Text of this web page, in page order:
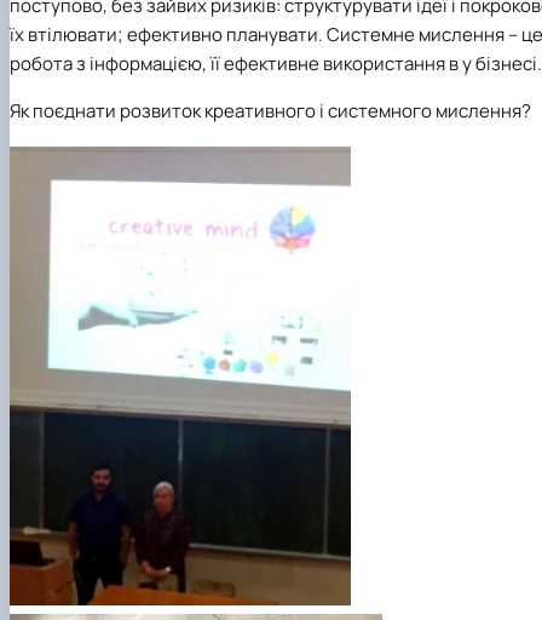
поступово, без зайвих ризиків: структурувати ідеї і
їх втілювати; ефективно планувати. Системне мислення – це
робота з інформацією, її ефективне використання в у бізнесі.
Як поєднати розвиток креативного і системного мислення?